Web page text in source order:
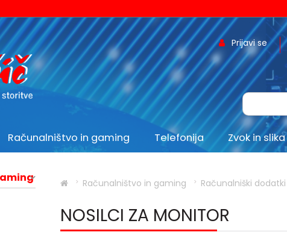
Prijavi se
Računalništvo in gaming Telefonija Zvok in slika
Računalništvo in gaming Računalniški dodatki
NOSILCI ZA MONITOR